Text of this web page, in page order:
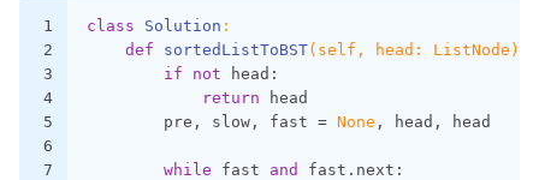
1
2
3
4
5
6
7
class Solution :
def
sortedListToBST(self, head: ListNode)
if
not head:
return head
        pre, slow, fast =
None , head, head
while fast and
fast.next: